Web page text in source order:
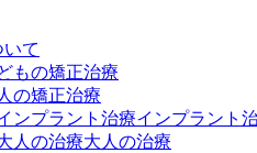
て
もの矯正治療
の矯正治療
インプラント
大人の治療